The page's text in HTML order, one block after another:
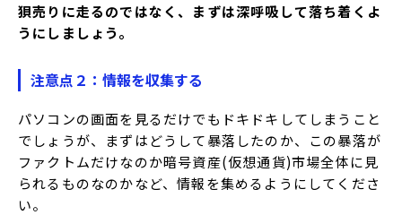
狽売りに走るのではなく、まずは深呼吸して落ち着くよ
うにしましょう。
注意点２：情報を収集する
パソコンの画面を見るだけでもドキドキしてしまうこと
でしょうが、まずはどうして暴落したのか、この暴落が
ファクトムだけなのか暗号資産(仮想通貨)市場全体に見
られるものなのかなど、情報を集めるようにしてくださ
い。